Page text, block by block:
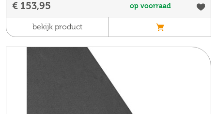
€ 153,95 op voorraad
bekijk product